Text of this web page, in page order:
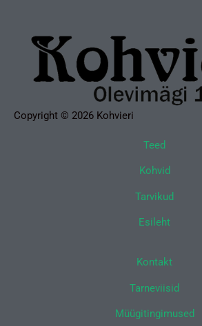
Copyright © 2026 Kohvieri
Teed
Kohvid
Tarvikud
Esileht
Kontakt
Tarneviisid
Müügitingimused